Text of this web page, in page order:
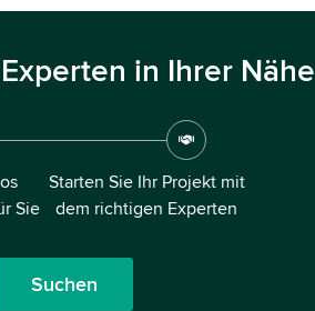
in Ihrer Nähe
Sie
Starten Sie Ihr Projekt mit
dem richtigen Experten
Suchen